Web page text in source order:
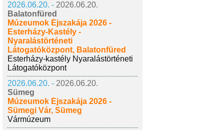
2026.06.20. - 2026.06.20.
Balatonfüred
Múzeumok Éjszakája 2026 -
Esterházy-Kastély -
Nyaralástörténeti
Látogatóközpont, Balatonfüred
Esterházy-kastély Nyaralástörténeti
Látogatóközpont
2026.06.20. - 2026.06.20.
Sümeg
Múzeumok Éjszakája 2026 -
Sümegi Vár, Sümeg
Vármúzeum